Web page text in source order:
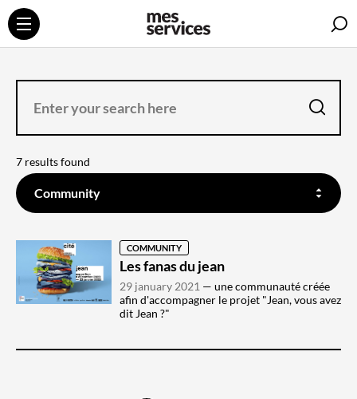
ENTER
SEARCH
HERE
7 results found
FILTER
ON
THE
CONTENT
YOU
SEARCH
Community
COMMUNITY
Les fanas du jean
29 january 2021
une communauté créée
afin d'accompagner le projet "Jean, vous avez
dit Jean ?"